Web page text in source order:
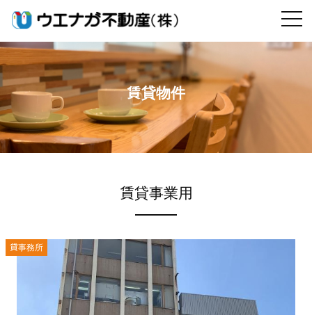
賃貸物件
賃貸事業用
貸事務所